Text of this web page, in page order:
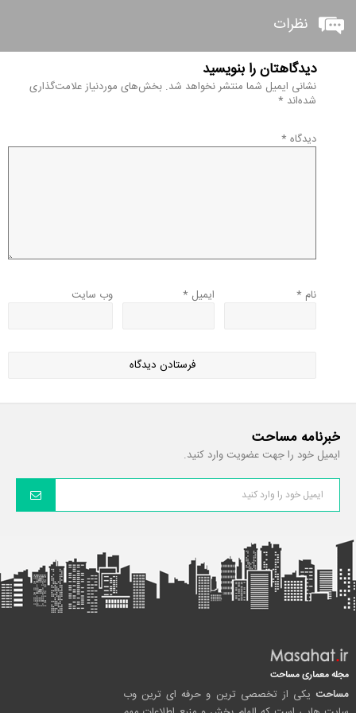
نظرات
دیدگاهتان را بنویسید
نشانی ایمیل شما منتشر نخواهد شد. بخش‌های موردنیاز علامت‌گذاری
شده‌اند *
دیدگاه *
نام * ایمیل * وب‌ سایت
خبرنامه مساحت
ایمیل خود را جهت عضویت وارد کنید.
مجله معماری مساحت
مساحت یکی از تخصصی ترین و حرفه ای ترین وب